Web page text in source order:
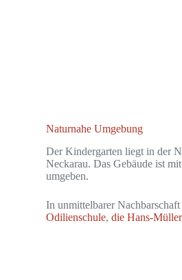
Naturnahe Umgebung
Der Kindergarten liegt in der
Neckarau. Das Gebäude ist
umgeben.
In unmittelbarer
Odilienschule,die Hans-